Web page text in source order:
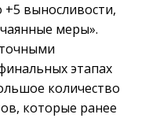
+5 выносливости,
меры».
этапах
количество
которые ранее